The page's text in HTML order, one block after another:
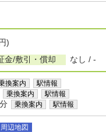
)
金/敷引・償却 なし / -
換案内 駅情報
乗換案内 駅情報
乗換案内 駅情報
周辺地図